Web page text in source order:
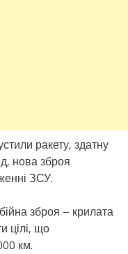
ракету, здатну
нова зброя
ЗСУ.
зброя – крилата
цілі, що
км.